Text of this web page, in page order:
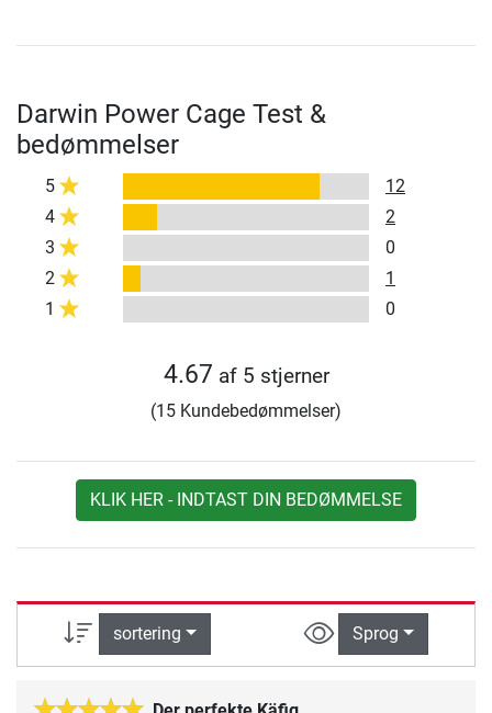
Darwin Power Cage Test &
bedømmelser
5
12
4
2
3
0
2
1
1
0
4.67 af 5 stjerner
(15 Kundebedømmelser)
KLIK HER - INDTAST DIN BEDØMMELSE
sortering Sprog